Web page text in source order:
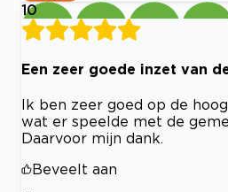
10
Een zeer goede inzet van
Ik ben zeer goed op de
wat er speelde met de
Daarvoor mijn dank.
Beveelt aan